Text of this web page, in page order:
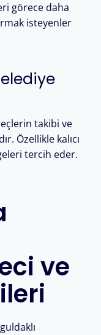
görece daha
isteyenler
takibi ve
Özellikle kalıcı
tercih eder.
ve